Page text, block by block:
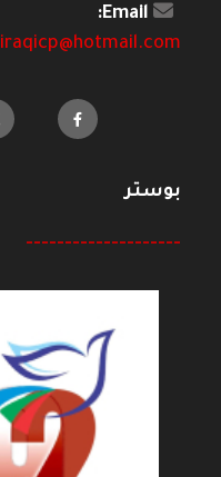
Email:
iraqicp@hotmail.com
بوستر
--------------------